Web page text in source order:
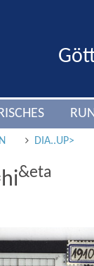
DIA..UP>
&eta